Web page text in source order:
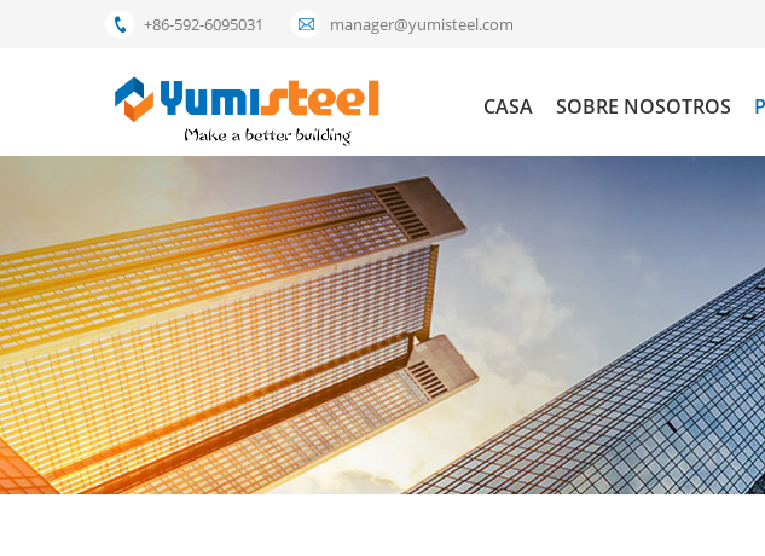
+86-592-6095031 manager@yumisteel.com
CASA SOBRE NOSOTROS